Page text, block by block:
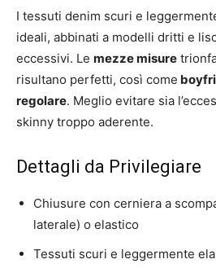
I tessuti denim scuri e
ideali, abbinati a modelli dritti e
eccessivi. Le mezze misure
risultano perfetti, così come
regolare. Meglio evitare sia
skinny troppo aderente.
Dettagli da Privilegiare
Chiusure con cerniera a
laterale) o elastico
Tessuti scuri e leggermente